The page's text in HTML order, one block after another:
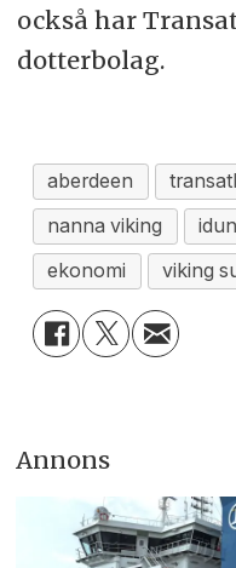
också har
dotterbolag.
aberdeen
nanna viking
ekonomi
viking
Annons